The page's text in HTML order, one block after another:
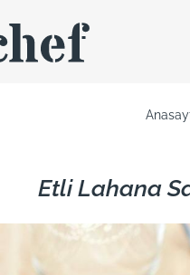
Etli Lahana